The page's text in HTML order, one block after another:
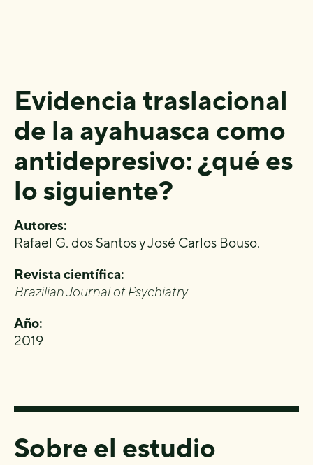
Evidencia traslacional
de la ayahuasca como
antidepresivo: ¿qué es
lo siguiente?
Autores:
Rafael G. dos Santos y José Carlos Bouso.
Revista científica:
Brazilian Journal of Psychiatry
Año:
2019
Sobre el estudio